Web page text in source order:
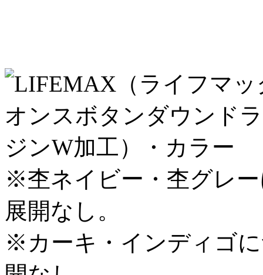
※杢ネイビー・杢グレ
展開なし。
※カーキ・インディゴ